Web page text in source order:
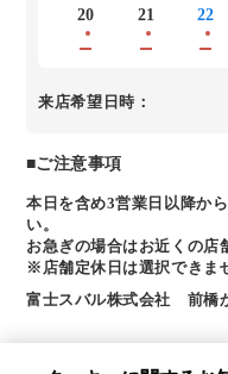
20 21 22
来店希望日時：
■ご注意事項
本日を含め3営業日以降か
い。
お急ぎの場合はお近くの店
※店舗定休日は選択できま
富士スバル株式会社 前橋